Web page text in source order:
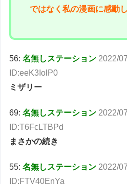
ではなく私の漫画に感動
56:名無しステーション 2022/
ID:eeK3IolP0
ミザリー
69:名無しステーション 2022/
ID:T6FcLTBPd
まさかの続き
55:名無しステーション 2022/
ID:FTV40EnYa